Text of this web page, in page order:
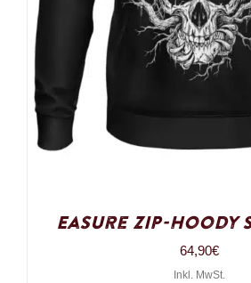
Easure Zip-Hoody
64,90€
Inkl. MwSt.